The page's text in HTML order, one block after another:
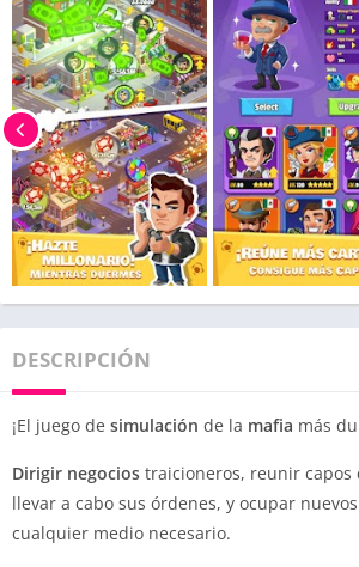
DESCRIPCIÓN
¡El juego de simulación de la mafia más
Dirigir negocios traicioneros, reunir capos
llevar a cabo sus órdenes, y ocupar
cualquier medio necesario.